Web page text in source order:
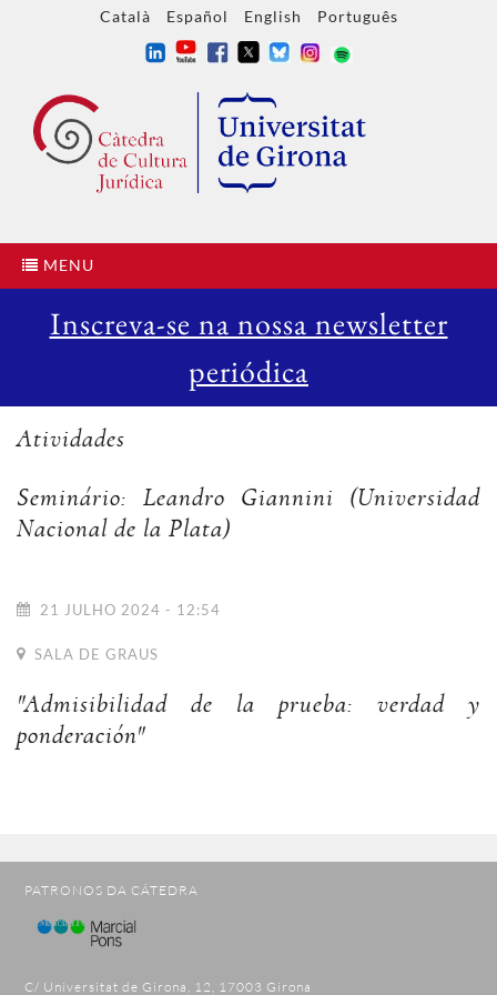
Català Español English Português
MENU
Inscreva-se na nossa newsletter
periódica
Atividades
Seminário: Leandro Giannini (Universidad
Nacional de la Plata)
21 JULHO 2024 - 12:54
SALA DE GRAUS
"Admisibilidad de la prueba: verdad y
ponderación"
PATRONOS DA CÁTEDRA
C/ Universitat de Girona, 12, 17003 Girona